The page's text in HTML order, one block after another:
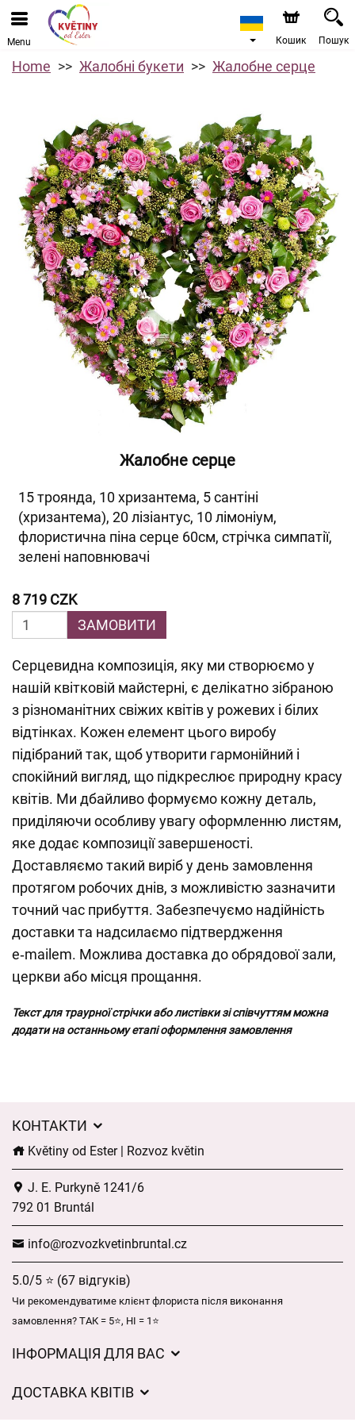
Menu Кошик Пошук
Home Жалобні букети Жалобне серце
Жалобне серце
15 троянда, 10 хризантема, 5 сантіні
(хризантема), 20 лізіантус, 10 лімоніум,
флористична піна серце 60см, стрічка симпатії,
зелені наповнювачі
8 719 CZK
ЗАМОВИТИ
Серцевидна композиція, яку ми створюємо у
нашій квітковій майстерні, є делікатно зібраною
з різноманітних свіжих квітів у рожевих і білих
відтінках. Кожен елемент цього виробу
підібраний так, щоб утворити гармонійний і
спокійний вигляд, що підкреслює природну красу
квітів. Ми дбайливо формуємо кожну деталь,
приділяючи особливу увагу оформленню листям,
яке додає композиції завершеності.
Доставляємо такий виріб у день замовлення
протягом робочих днів, з можливістю зазначити
точний час прибуття. Забезпечуємо надійність
доставки та надсилаємо підтвердження
e‑mailem. Можлива доставка до обрядової зали,
церкви або місця прощання.
Текст для траурної стрічки або листівки зі співчуттям можна
додати на останньому етапі оформлення замовлення
КОНТАКТИ
Květiny od Ester | Rozvoz květin
J. E. Purkyně 1241/6
792 01 Bruntál
info@rozvozkvetinbruntal.cz
5.0/5 ⭐ (67 відгуків)
Чи рекомендуватиме клієнт флориста після виконання
замовлення? ТАК = 5⭐, НІ = 1⭐
ІНФОРМАЦІЯ ДЛЯ ВАС
Захист персональних даних
ДОСТАВКА КВІТІВ